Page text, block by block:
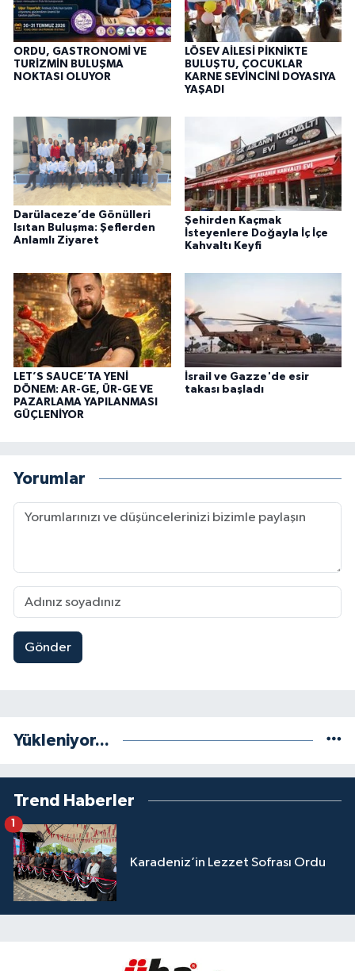
ORDU, GASTRONOMİ VE
TURİZMİN BULUŞMA
NOKTASI OLUYOR
LÖSEV AİLESİ PİKNİKTE
BULUŞTU, ÇOCUKLAR
KARNE SEVİNCİNİ DOYASIYA
YAŞADI
Darülaceze’de Gönülleri
Isıtan Buluşma: Şeflerden
Anlamlı Ziyaret
Şehirden Kaçmak
İsteyenlere Doğayla İç İçe
Kahvaltı Keyfi
LET’S SAUCE’TA YENİ
DÖNEM: AR-GE, ÜR-GE VE
PAZARLAMA YAPILANMASI
GÜÇLENİYOR
İsrail ve Gazze'de esir
takası başladı
Yorumlar
Gönder
Yükleniyor...
Trend Haberler
Karadeniz’in Lezzet Sofrası Ordu
1